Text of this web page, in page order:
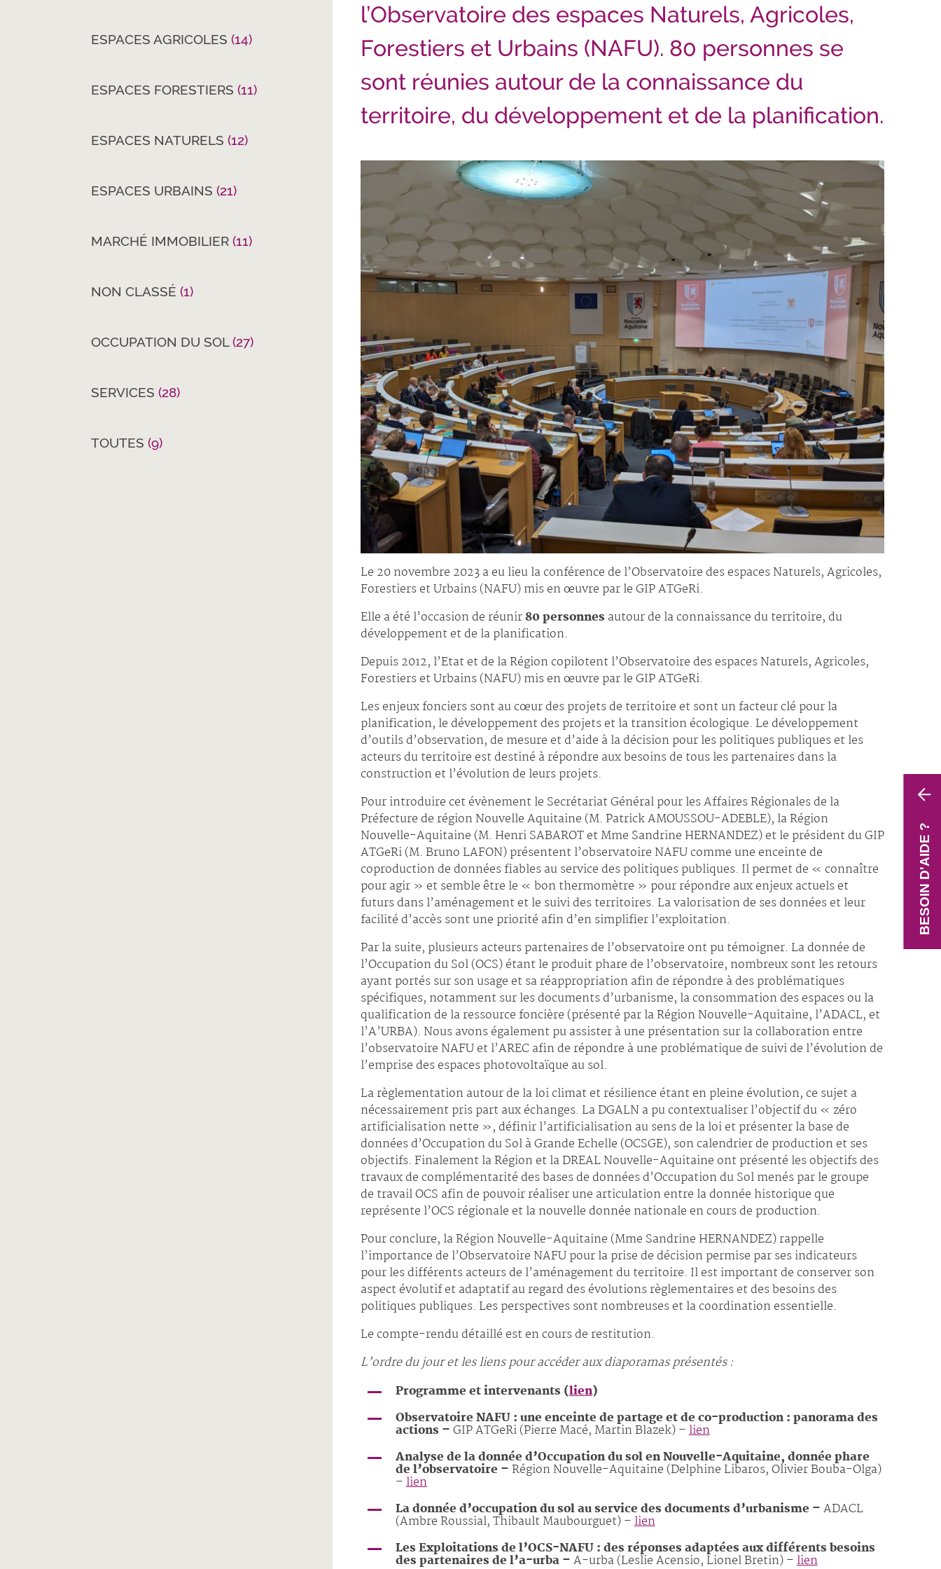
BESOIN D'AIDE ?
ESPACES AGRICOLES (14)
ESPACES FORESTIERS (11)
ESPACES NATURELS (12)
ESPACES URBAINS (21)
MARCHÉ IMMOBILIER (11)
NON CLASSÉ (1)
OCCUPATION DU SOL(27)
SERVICES (28)
TOUTES (9)
l’Observatoire des espaces Naturels, Agricoles,
Forestiers et Urbains (NAFU). 80 personnes se
sont réunies autour de la connaissance du
territoire, du développement et de la planification.
Le 20 novembre 2023 a eu lieu la conférence de l’Observatoire des espaces Naturels, Agricoles,
Forestiers et Urbains (NAFU) mis en œuvre par le GIP ATGeRi.
Elle a été l’occasion de réunir80 personnes autour de la connaissance du territoire, du
développement et de la planification.
Depuis 2012, l’Etat et de la Région copilotent l’Observatoire des espaces Naturels, Agricoles,
Forestiers et Urbains (NAFU) mis en œuvre par le GIP ATGeRi.
Les enjeux fonciers sont au cœur des projets de territoire et sont un facteur clé pour la
planification, le développement des projets et la transition écologique. Le développement
d’outils d’observation, de mesure et d’aide à la décision pour les politiques publiques et les
acteurs du territoire est destiné à répondre aux besoins de tous les partenaires dans la
construction et l’évolution de leurs projets.
Pour introduire cet évènement le Secrétariat Général pour les Affaires Régionales de la
Préfecture de région Nouvelle Aquitaine (M. Patrick AMOUSSOU-ADEBLE), la Région
Nouvelle-Aquitaine (M. Henri SABAROT et Mme Sandrine HERNANDEZ) et le président du GIP
ATGeRi (M. Bruno LAFON) présentent l’observatoire NAFU comme une enceinte de
coproduction de données fiables au service des politiques publiques. Il permet de « connaître
pour agir » et semble être le « bon thermomètre » pour répondre aux enjeux actuels et
futurs dans l’aménagement et le suivi des territoires. La valorisation de ses données et leur
facilité d’accès sont une priorité afin d’en simplifier l’exploitation.
Par la suite, plusieurs acteurs partenaires de l’observatoire ont pu témoigner. La donnée de
l’Occupation du Sol (OCS) étant le produit phare de l’observatoire, nombreux sont les retours
ayant portés sur son usage et sa réappropriation afin de répondre à des problématiques
spécifiques, notamment sur les documents d’urbanisme, la consommation des espaces ou la
qualification de la ressource foncière (présenté par la Région Nouvelle-Aquitaine, l’ADACL, et
l’A’URBA). Nous avons également pu assister à une présentation sur la collaboration entre
l’observatoire NAFU et l’AREC afin de répondre à une problématique de suivi de l’évolution de
l’emprise des espaces photovoltaïque au sol.
La règlementation autour de la loi climat et résilience étant en pleine évolution, ce sujet a
nécessairement pris part aux échanges. La DGALN a pu contextualiser l’objectif du « zéro
artificialisation nette », définir l’artificialisation au sens de la loi et présenter la base de
données d’Occupation du Sol à Grande Echelle (OCSGE), son calendrier de production et ses
objectifs. Finalement la Région et la DREAL Nouvelle-Aquitaine ont présenté les objectifs des
travaux de complémentarité des bases de données d’Occupation du Sol menés par le groupe
de travail OCS afin de pouvoir réaliser une articulation entre la donnée historique que
représente l’OCS régionale et la nouvelle donnée nationale en cours de production.
Pour conclure, la Région Nouvelle-Aquitaine (Mme Sandrine HERNANDEZ) rappelle
l’importance de l’Observatoire NAFU pour la prise de décision permise par ses indicateurs
pour les différents acteurs de l’aménagement du territoire. Il est important de conserver son
aspect évolutif et adaptatif au regard des évolutions règlementaires et des besoins des
politiques publiques. Les perspectives sont nombreuses et la coordination essentielle.
Le compte-rendu détaillé est en cours de restitution.
L’ordre du jour et les liens pour accéder aux diaporamas présentés :
Programme et intervenants (lien)
Observatoire NAFU : une enceinte de partage et de co-production : panorama des
actions –GIP ATGeRi (Pierre Macé, Martin Blazek) –lien
Analyse de la donnée d’Occupation du sol en Nouvelle-Aquitaine, donnée phare
de l’observatoire –Région Nouvelle-Aquitaine (Delphine Libaros, Olivier Bouba-Olga)
–lien
La donnée d’occupation du sol au service des documents d’urbanisme –ADACL
(Ambre Roussial, Thibault Maubourguet) –lien
Les Exploitations de l’OCS-NAFU : des réponses adaptées aux différents besoins
des partenaires de l’a-urba –A-urba (Leslie Acensio, Lionel Bretin) –lien